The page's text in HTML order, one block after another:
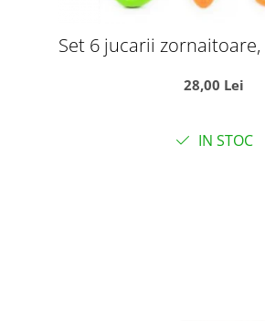
Set 6 jucarii zornaitoare,
bebelusilor
28,00 Lei
IN STOC